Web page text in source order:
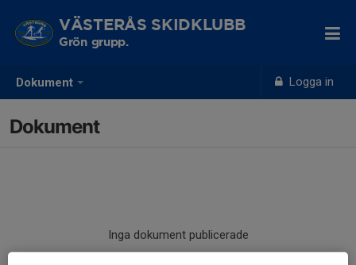
Dokument Logga in
VÄSTERÅS SKIDKLUBB
Grön grupp.
Dokument
Inga dokument publicerade